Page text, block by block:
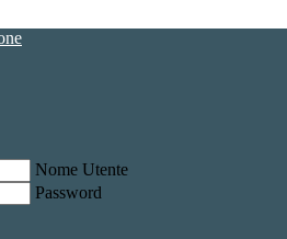
Nome Utente
Password